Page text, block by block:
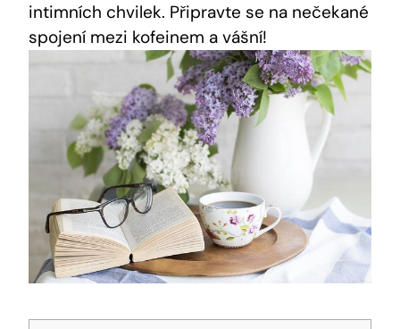
intimních chvilek. Připravte se na nečekané
spojení mezi kofeinem a vášní!